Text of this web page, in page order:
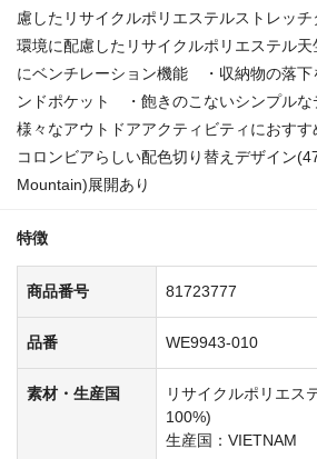
慮したリサイクルポリエステルストレッ
環境に配慮したリサイクルポリエステル
にベンチレーション機能 ・収納物の落下
ンドポケット ・飽きのこないシンプル
様々なアウトドアアクティビティにおす
コロンビアらしい配色切り替えデザイン
Mountain)展開あり
特徴
商品番号 81723777
品番 WE9943-010
素材・生産国
リサイクルポリエス
100%)
生産国：VIETNAM